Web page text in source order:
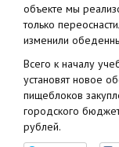
объекте мы
только
изменили
Всего к началу
установят новое
пищеблоков
городского
рублей.